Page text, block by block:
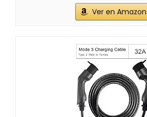
Ver en Amazon